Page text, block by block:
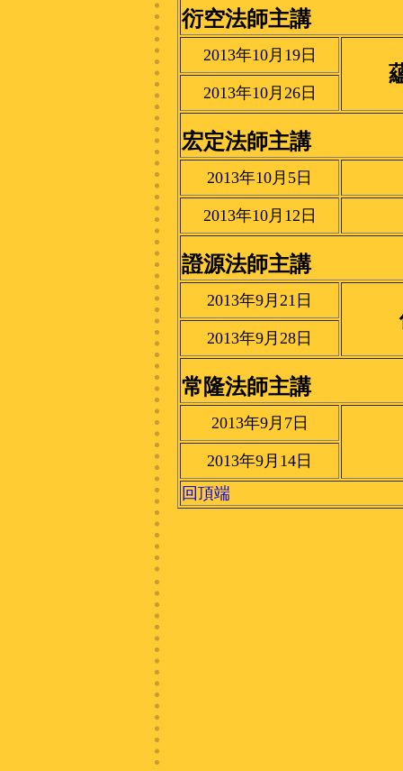
衍空法師主講
2013年10月19日
2013年10月26日
宏定法師主講
2013年10月5日
2013年10月12日
證源法師主講
2013年9月21日
2013年9月28日
常隆法師主講
2013年9月7日
2013年9月14日
回頂端